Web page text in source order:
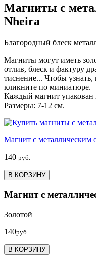
Магниты с
Nheira
Благородный блеск
Магниты могут иметь
отлив, блеск и фактуру
тиснение... Чтобы
кликните по миниатюре.
Каждый магнит упакован
Размеры: 7-12 см.
Магнит с металлическим
140 руб.
В КОРЗИНУ
Магнит с
Золотой
140руб.
В КОРЗИНУ